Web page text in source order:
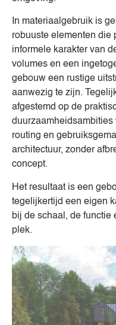
In materiaalgebruik is
robuuste elementen die
informele karakter van
volumes en een
gebouw een rustige
aanwezig te zijn.
afgestemd op de
duurzaamheidsambities
routing en
architectuur, zonder
concept.
Het resultaat is een
tegelijkertijd een eigen
bij de schaal, de functie
plek.